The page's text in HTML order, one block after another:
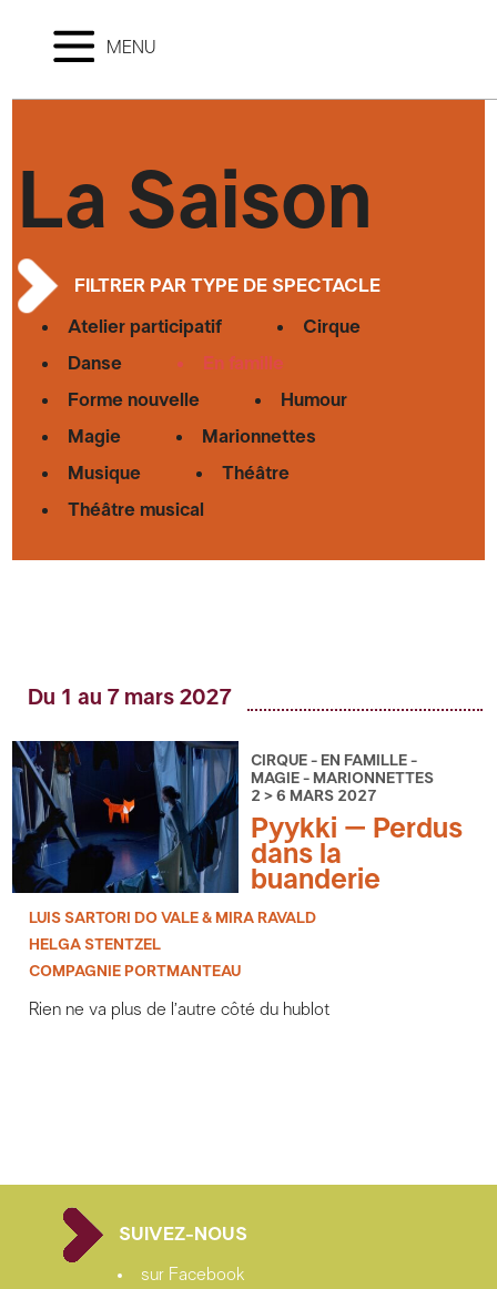
MENU
La Saison
FILTRER PAR TYPE DE SPECTACLE
Atelier participatif
Cirque
Danse
En famille
Forme nouvelle
Humour
Magie
Marionnettes
Musique
Théâtre
Théâtre musical
Du 1 au 7 mars 2027
CIRQUE - EN FAMILLE -
MAGIE - MARIONNETTES
2 > 6 MARS 2027
Pyykki – Perdus
dans la
buanderie
LUIS SARTORI DO VALE & MIRA RAVALD
HELGA STENTZEL
COMPAGNIE PORTMANTEAU
Rien ne va plus de l’autre côté du hublot
SUIVEZ-NOUS
sur Facebook